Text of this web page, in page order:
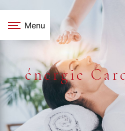
Menu
énergie
Panneau de gestion des cookies